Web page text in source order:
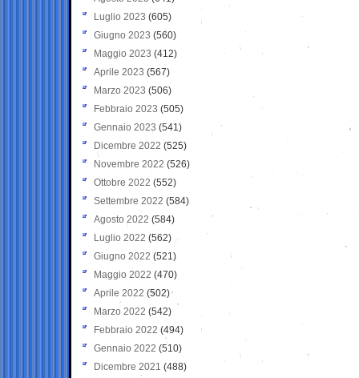
Luglio 2023 (605)
Giugno 2023 (560)
Maggio 2023 (412)
Aprile 2023 (567)
Marzo 2023 (506)
Febbraio 2023 (505)
Gennaio 2023 (541)
Dicembre 2022 (525)
Novembre 2022 (526)
Ottobre 2022 (552)
Settembre 2022 (584)
Agosto 2022 (584)
Luglio 2022 (562)
Giugno 2022 (521)
Maggio 2022 (470)
Aprile 2022 (502)
Marzo 2022 (542)
Febbraio 2022 (494)
Gennaio 2022 (510)
Dicembre 2021 (488)